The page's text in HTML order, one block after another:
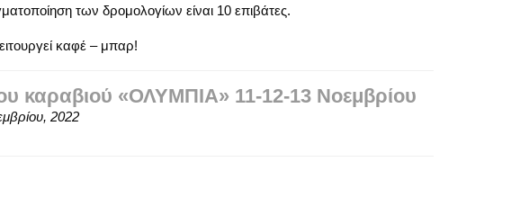
των δρομολογίων είναι 10 επιβάτες.
καφέ – μπαρ!
καραβιού «ΟΛΥΜΠΙΑ» 11-12-13 Νοεμβρίου
2022